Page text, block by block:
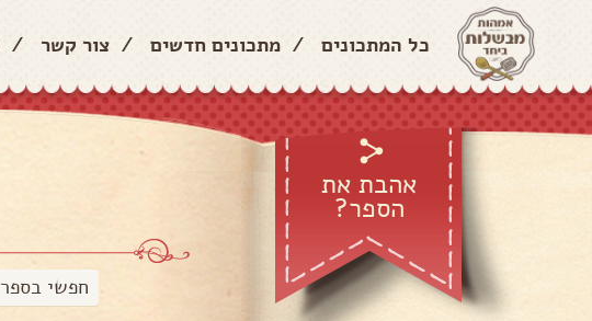
כל המתכונים / מתכונים חדשים / צור קשר /
אהבת את
הספר?
חפשי בספר